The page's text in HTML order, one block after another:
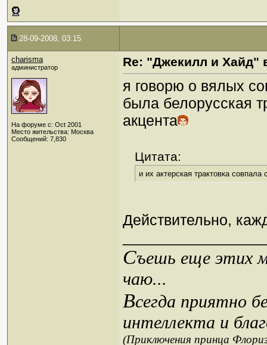
28-09-2008, 03:15
charisma
администратор
На форуме с: Oct 2001
Место жительства: Москва
Сообщений: 7,830
Re: "Джекилл и Хайд"
я говорю о вялых
была белорусская
акцента
Цитата:
и их актерская трактовка
Действительно,
Съешь еще этих
чаю...
Всегда приятно
интеллекта и
(Приключения принца